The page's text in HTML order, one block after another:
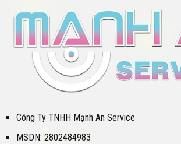
Công Ty TNHH Mạnh An Service
MSDN: 2802484983